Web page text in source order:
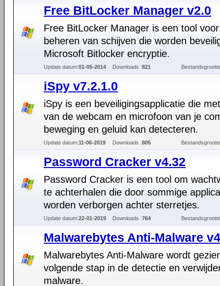
Free BitLocker Manager v2.0
Free BitLocker Manager is een tool
beheren van schijven die worden
Microsoft Bitlocker encryptie.
Update datum:01-05-2014 Downloads :821
iSpy v7.2.1.0
iSpy is een beveiligingsapplicatie die
van de webcam en microfoon van je
beweging en geluid kan detecteren.
Update datum:11-06-2019 Downloads :805
Password Cracker v4.32
Password Cracker is een tool om
te achterhalen die door sommige
worden verborgen achter sterretjes.
Update datum:22-01-2019 Downloads :764
Malwarebytes Anti-Malware
Malwarebytes Anti-Malware wordt
volgende stap in de detectie en
malware.